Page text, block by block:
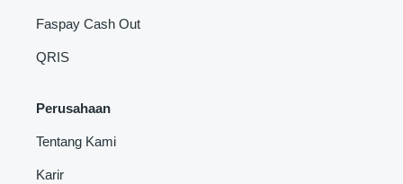
Faspay Cash Out
QRIS
Perusahaan
Tentang Kami
Karir